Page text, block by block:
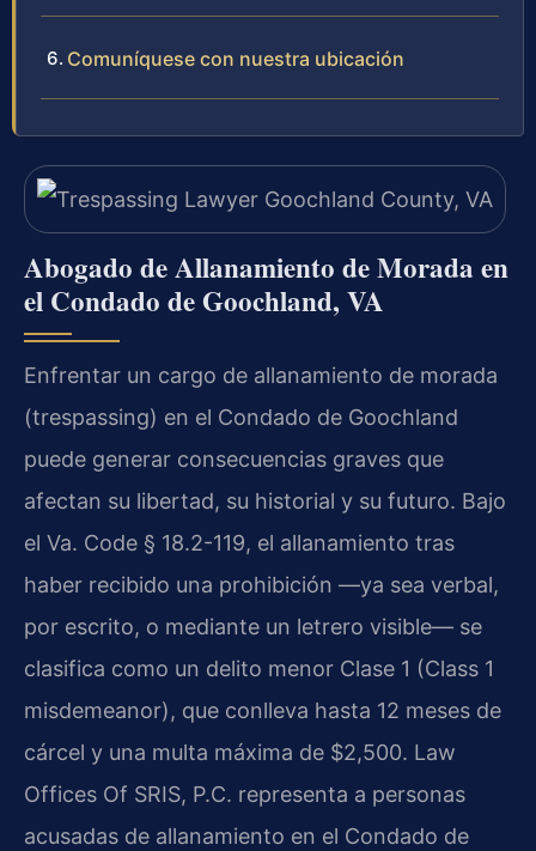
Comuníquese con nuestra ubicación
Abogado de Allanamiento de Morada en
el Condado de Goochland, VA
Enfrentar un cargo de allanamiento de morada
(trespassing) en el Condado de Goochland
puede generar consecuencias graves que
afectan su libertad, su historial y su futuro. Bajo
el Va. Code § 18.2-119, el allanamiento tras
haber recibido una prohibición —ya sea verbal,
por escrito, o mediante un letrero visible— se
clasifica como un delito menor Clase 1 (Class 1
misdemeanor), que conlleva hasta 12 meses de
cárcel y una multa máxima de $2,500. Law
Offices Of SRIS, P.C. representa a personas
acusadas de allanamiento en el Condado de